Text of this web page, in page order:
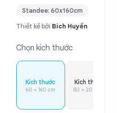
Standee: 60x160cm
Thiết kế bởi Bích Huyền
Chọn kích thước
Kích thước
60 × 160 cm
Kích thước
80 × 200 cm